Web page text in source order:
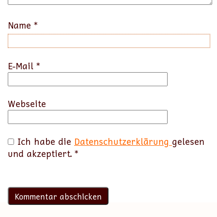
Name *
E-Mail *
Webseite
Ich habe die Datenschutzerklärung gelesen
und akzeptiert. *